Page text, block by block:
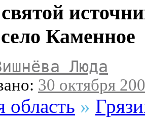
Каменное
Люда
30 октября
область »